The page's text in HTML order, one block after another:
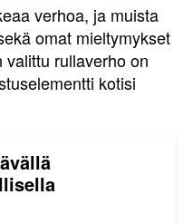
verhoa, ja muista
omat mieltymykset
rullaverho on
kotisi